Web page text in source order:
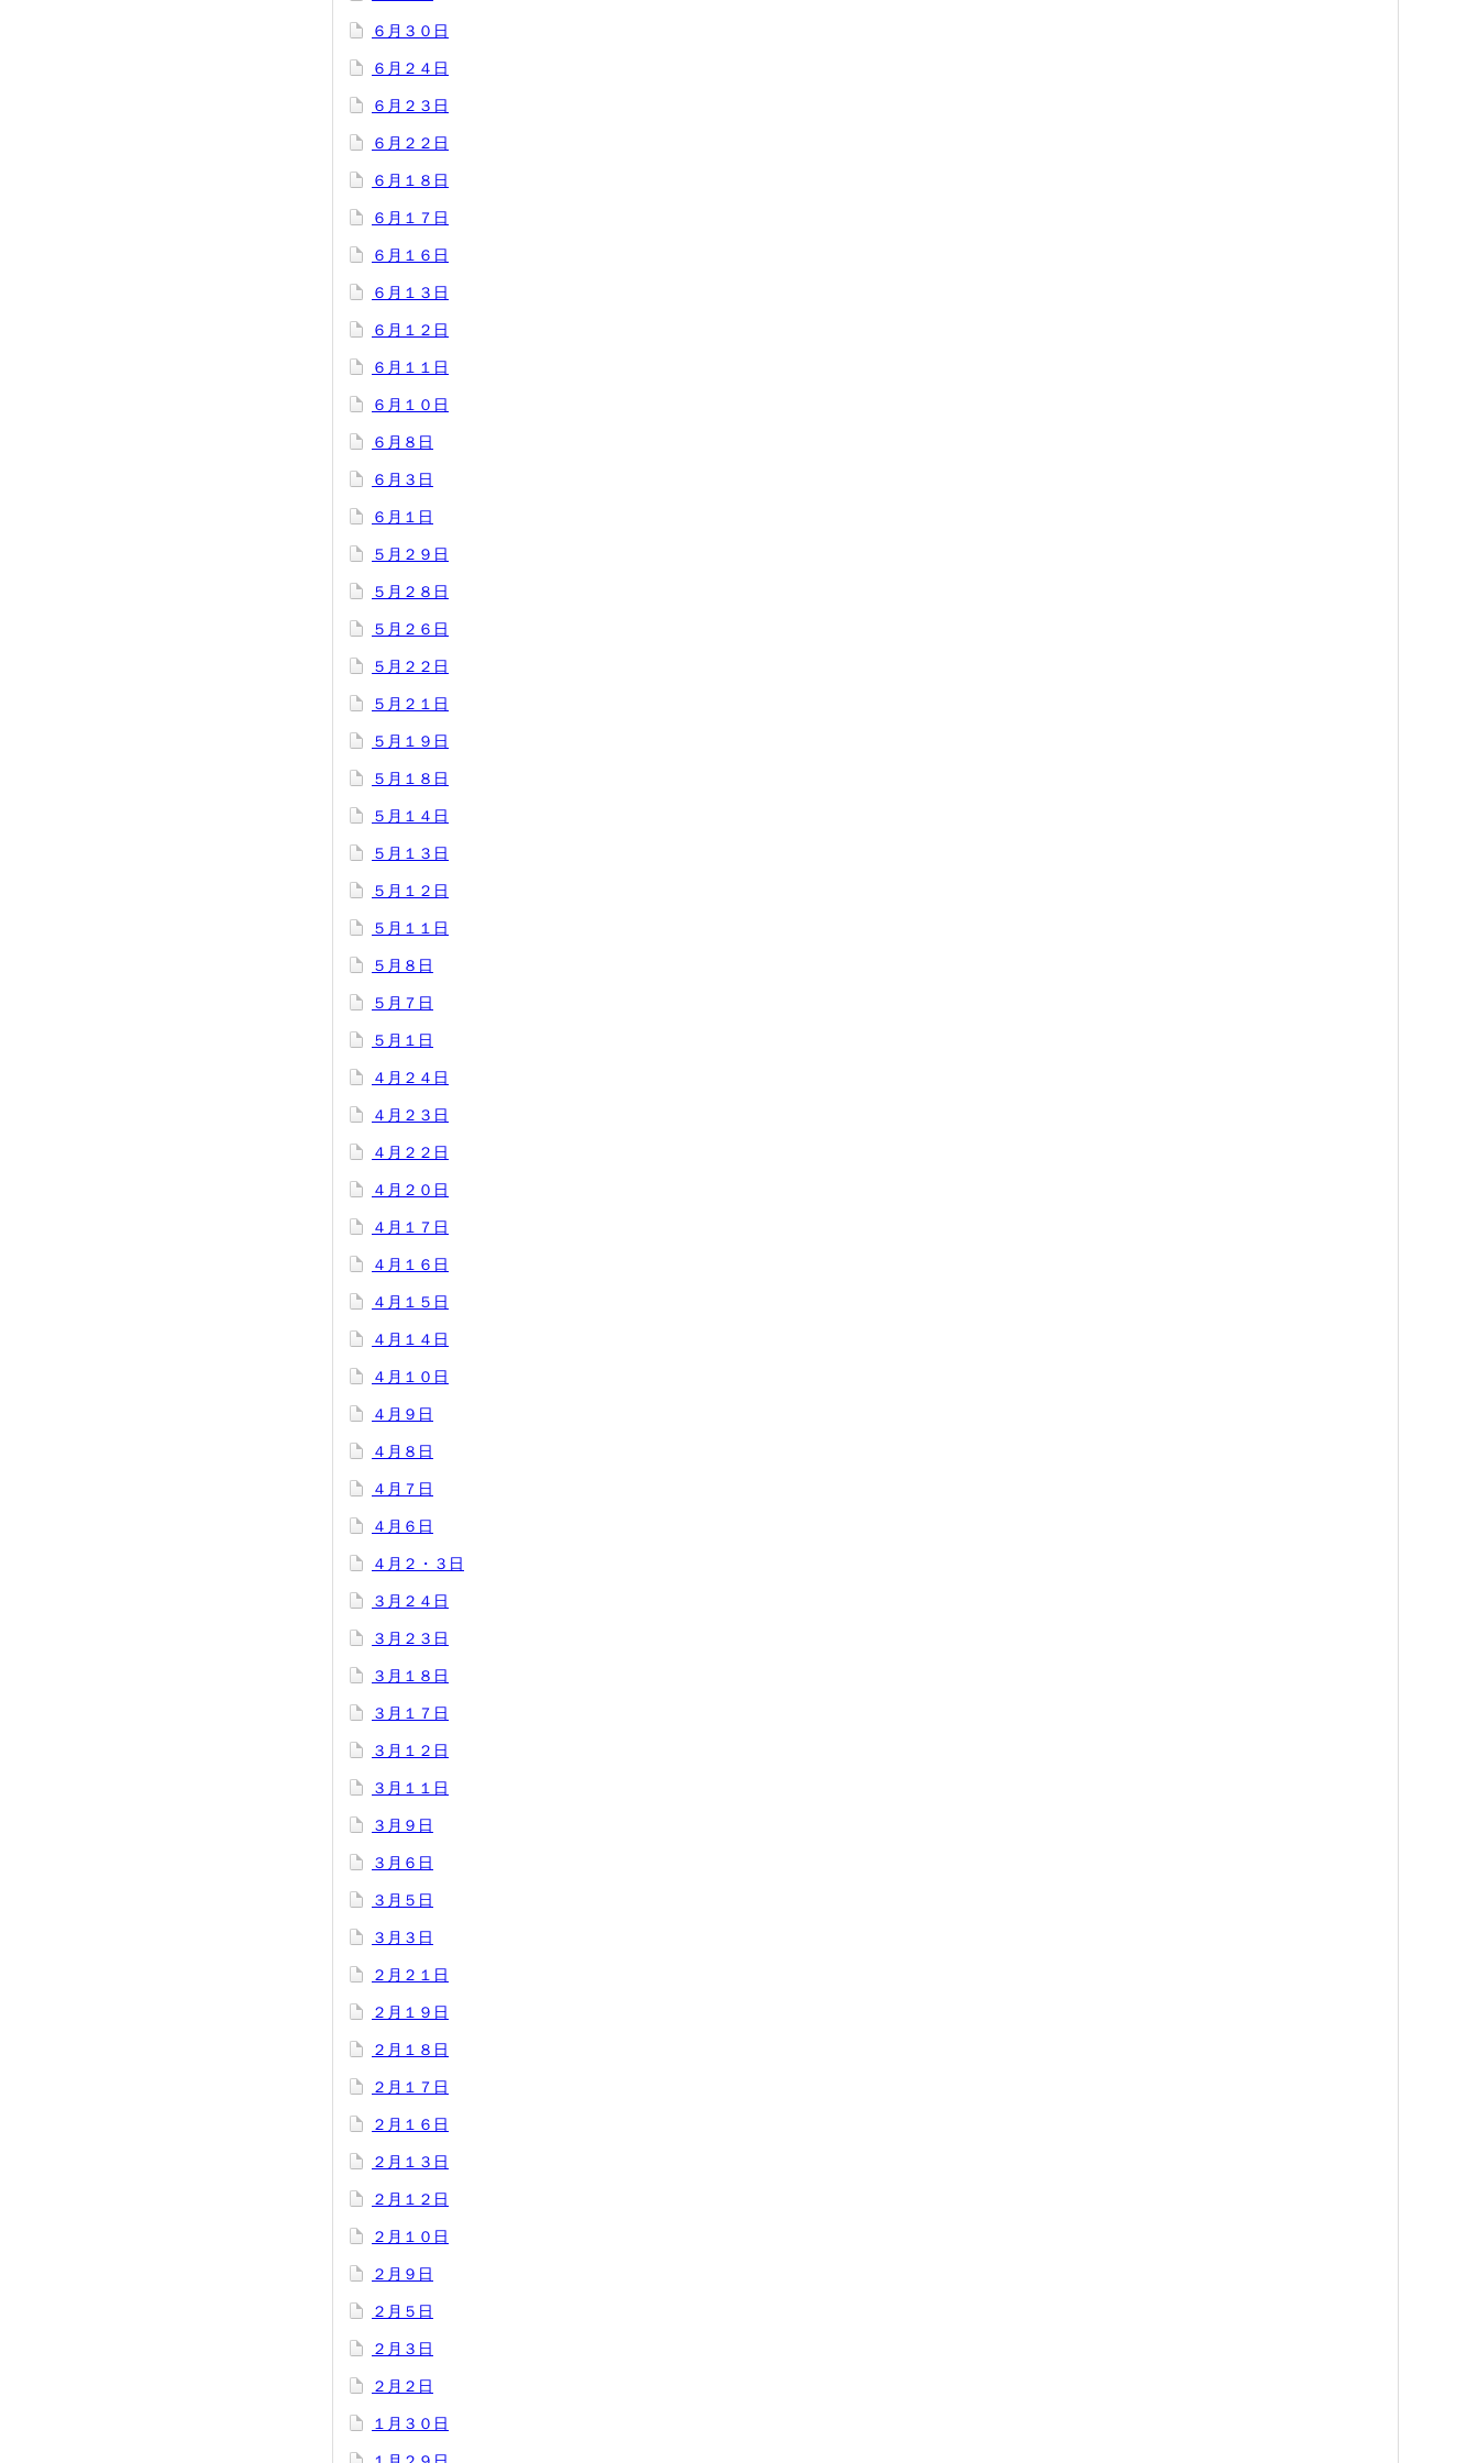
６月３０日
６月２４日
６月２３日
６月２２日
６月１８日
６月１７日
６月１６日
６月１３日
６月１２日
６月１１日
６月１０日
６月８日
６月３日
６月１日
５月２９日
５月２８日
５月２６日
５月２２日
５月２１日
５月１９日
５月１８日
５月１４日
５月１３日
５月１２日
５月１１日
５月８日
５月７日
５月１日
４月２４日
４月２３日
４月２２日
４月２０日
４月１７日
４月１６日
４月１５日
４月１４日
４月１０日
４月９日
４月８日
４月７日
４月６日
４月２・３日
３月２４日
３月２３日
３月１８日
３月１７日
３月１２日
３月１１日
３月９日
３月６日
３月５日
３月３日
２月２１日
２月１９日
２月１８日
２月１７日
２月１６日
２月１３日
２月１２日
２月１０日
２月９日
２月５日
２月３日
２月２日
１月３０日